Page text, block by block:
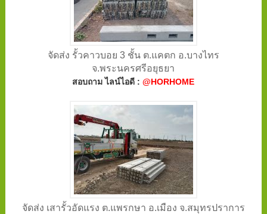
จัดส่ง รั้วคาวบอย 3 ชั้น ต.แคตก อ.บางไทร
จ.พระนครศรีอยุธยา
สอบถาม ไลน์ไอดี :@HORHOME
จัดส่ง เสารั้วอัดแรง ต.แพรกษา อ.เมือง จ.สมุทรปราการ